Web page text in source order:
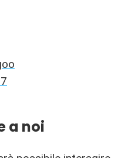
a noi